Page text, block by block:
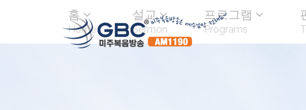
홈
Home
설교
Sermon
프로그램
Programs